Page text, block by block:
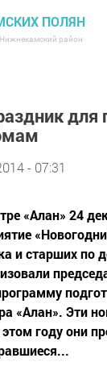
ПОЛЯН
район
для
- 07:31
«Алан» 24
и старших по
«Алан». Эти
году они